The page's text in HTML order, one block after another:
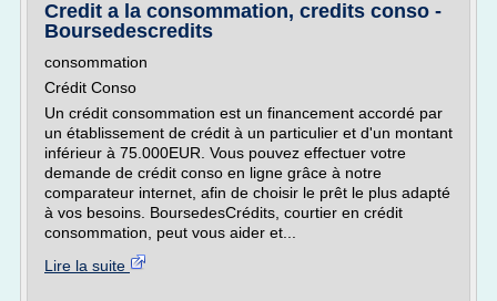
Credit a la consommation, credits conso -
Boursedescredits
consommation
Crédit Conso
Un crédit consommation est un financement accordé par
un établissement de crédit à un particulier et d'un montant
inférieur à 75.000EUR. Vous pouvez effectuer votre
demande de crédit conso en ligne grâce à notre
comparateur internet, afin de choisir le prêt le plus adapté
à vos besoins. BoursedesCrédits, courtier en crédit
consommation, peut vous aider et...
Lire la suite